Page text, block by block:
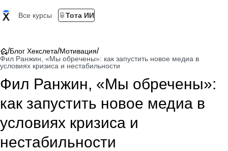
Все курсы Тота ИИ
/Блог Хекслета/Мотивация/
Фил Ранжин, «Мы обречены»: как запустить новое медиа в
условиях кризиса и нестабильности
Фил Ранжин, «Мы обречены»:
как запустить новое медиа в
условиях кризиса и
нестабильности